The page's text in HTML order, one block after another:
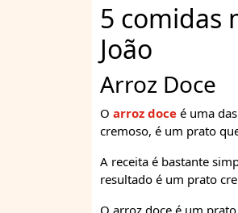
5 comidas
João
Arroz Doce
O arroz doce é uma
cremoso, é um prato
A receita é bastante
resultado é um prato